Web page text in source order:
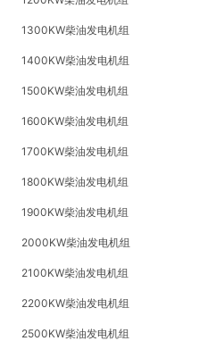
1300KW柴油发电机组
1400KW柴油发电机组
1500KW柴油发电机组
1600KW柴油发电机组
1700KW柴油发电机组
1800KW柴油发电机组
1900KW柴油发电机组
2000KW柴油发电机组
2100KW柴油发电机组
2200KW柴油发电机组
2500KW柴油发电机组